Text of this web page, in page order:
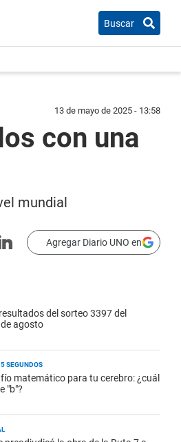
Buscar
13 de mayo de 2025 - 13:58
con una
mundial
Agregar Diario UNO en
del sorteo 3397 del
agosto
SEGUNDOS
matemático para tu cerebro: ¿cuál
"b"?